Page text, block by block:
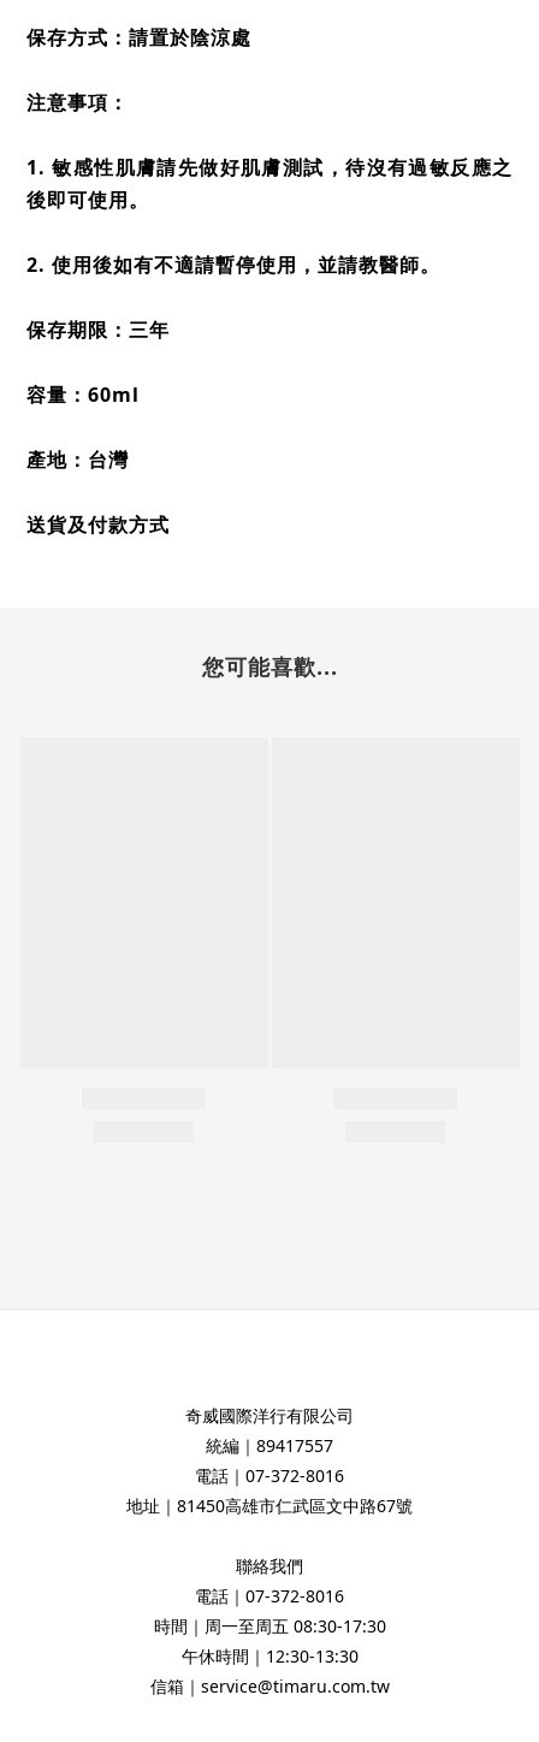
保存方式：請置於陰涼處
注意事項：
1. 敏感性肌膚請先做好肌膚測試，待沒有過敏反應之
後即可使用。
2. 使用後如有不適請暫停使用，並請教醫師。
保存期限：三年
容量：60ml
產地：台灣
送貨及付款方式
您可能喜歡...
奇威國際洋行有限公司
統編｜89417557
電話｜07-372-8016
地址｜81450高雄市仁武區文中路67號
聯絡我們
電話｜07-372-8016
時間｜周一至周五 08:30-17:30
午休時間｜12:30-13:30
信箱｜service@timaru.com.tw